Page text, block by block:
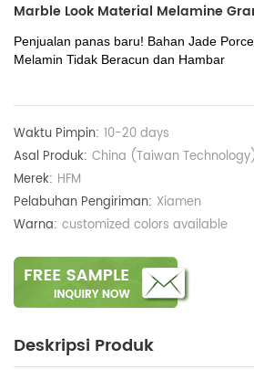
Marble Look Material Melamine
Penjualan panas baru! Bahan Jade
Melamin Tidak Beracun dan Hambar
Waktu Pimpin: 10-20 days
Asal Produk: China (Taiwan
Merek: HFM
Pelabuhan Pengiriman: Xiamen
Warna: customized colors available
Deskripsi Produk